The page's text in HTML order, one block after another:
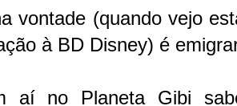
vontade (quando vejo
à BD Disney) é
aí no Planeta Gibi